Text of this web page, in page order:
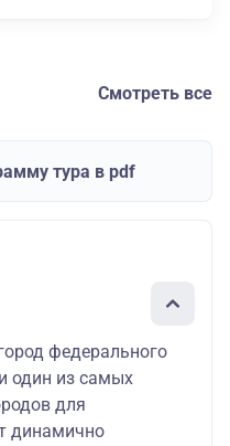
Смотреть все
тура в pdf
федерального
один из самых
для
динамично